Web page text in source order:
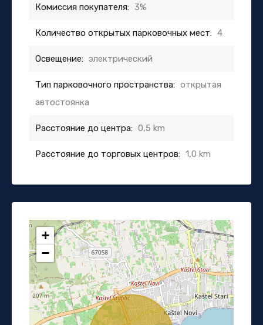
Комиссия покупателя: 3%
Количество открытых парковочных мест: 4
Освещение: электрический
Тип парковочного пространства: открытая
автостоянка
Расстояние до центра: 0,5 km
Расстояние до торговых центров: 1,0 km
+
−